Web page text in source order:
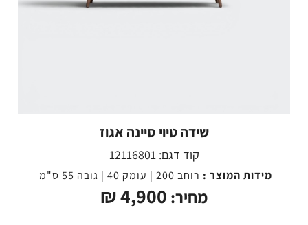
שידה טיוי סיינה אגוז
קוד דגם:12116801
מידות המוצר : רוחב 200 | עומק 40 | גובה 55 ס"מ
מחיר: 4,900
₪